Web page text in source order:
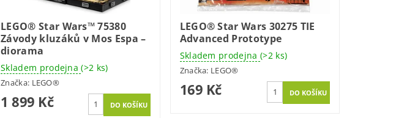
LEGO® Star Wars™ 75380
Závody kluzáků v Mos Espa –
diorama
Skladem prodejna(>2 ks)
Značka: LEGO®
1 899 Kč
LEGO® Star Wars 30275 TIE
Advanced Prototype
Skladem prodejna (>2 ks)
Značka: LEGO®
169 Kč